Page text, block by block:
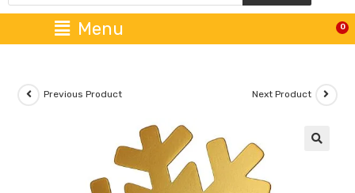
Menu 0
Previous Product Next Product